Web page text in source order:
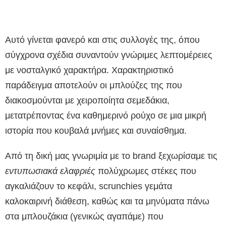
Αυτό γίνεται φανερό και στις συλλογές της, όπου
σύγχρονα σχέδια συναντούν γνώριμες λεπτομέρειες
με νοσταλγικό χαρακτήρα. Χαρακτηριστικό
παράδειγμα αποτελούν οι μπλούζες της που
διακοσμούνται με χειροποίητα σεμεδάκια,
μετατρέποντας ένα καθημερινό ρούχο σε μια μικρή
ιστορία που κουβαλά μνήμες και συναίσθημα.
Από τη δική μας γνωριμία με το brand ξεχωρίσαμε τις
εντυπωσιακά ελαφριές πολύχρωμες στέκες που
αγκαλιάζουν το κεφάλι, scrunchies γεμάτα
καλοκαιρινή διάθεση, καθώς και τα μηνύματα πάνω
στα μπλουζάκια (γενικώς αγαπάμε) που